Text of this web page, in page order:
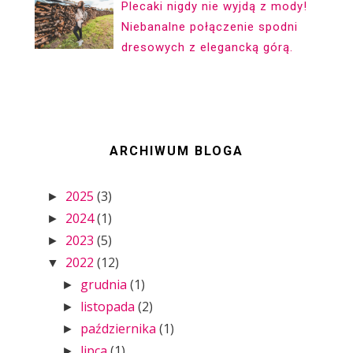
Plecaki nigdy nie wyjdą z mody!
Niebanalne połączenie spodni
dresowych z elegancką górą.
ARCHIWUM BLOGA
► 2025 (3)
► 2024(1)
► 2023 (5)
▼ 2022 (12)
► grudnia(1)
► listopada(2)
► października(1)